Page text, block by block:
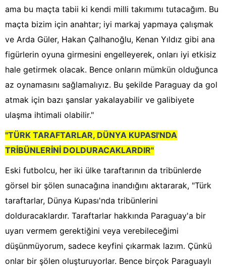
ama bu maçta tabii ki kendi milli takımımı tutacağım. Bu
maçta bizim için anahtar; iyi markaj yapmaya çalışmak
ve Arda Güler, Hakan Çalhanoğlu, Kenan Yıldız gibi ana
figürlerin oyuna girmesini engelleyerek, onları iyi etkisiz
hale getirmek olacak. Bence onların mümkün olduğunca
az oynamasını sağlamalıyız. Bu şekilde Paraguay da gol
atmak için bazı şanslar yakalayabilir ve galibiyete
ulaşma ihtimali olabilir."
"TÜRK TARAFTARLAR, DÜNYA KUPASI'NDA
TRİBÜNLERİNİ DOLDURACAKLARDIR"
Eski futbolcu, her iki ülke taraftarının da tribünlerde
görsel bir şölen sunacağına inandığını aktararak, "Türk
taraftarlar, Dünya Kupası'nda tribünlerini
dolduracaklardır. Taraftarlar hakkında Paraguay'a bir
uyarı vermem gerektiğini veya verebileceğimi
düşünmüyorum, sadece keyfini çıkarmak lazım. Çünkü
onlar bir şölen oluşturuyorlar. Bence birçok Paraguaylı